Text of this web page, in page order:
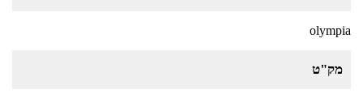
olympia
מק"ט